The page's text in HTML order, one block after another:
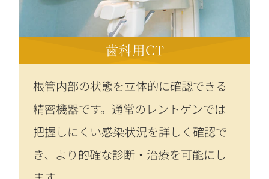
歯科用CT
根管内部の状態を立体的に確認できる
精密機器です。通常のレントゲンでは
把握しにくい感染状況を詳しく確認で
き、より的確な診断・治療を可能にし